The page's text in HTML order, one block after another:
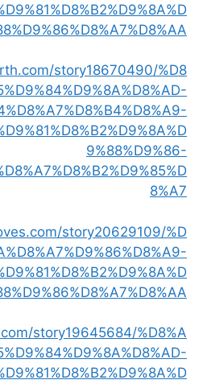
story18670490/%D8
9%88%D9%86-
8%A7
story20629109/%D
story19645684/%D8%A